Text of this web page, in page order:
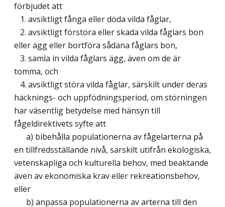
förbjudet att
1. avsiktligt fånga eller döda vilda fåglar,
2. avsiktligt förstöra eller skada vilda fåglars bon
eller ägg eller bortföra sådana fåglars bon,
3. samla in vilda fåglars ägg, även om de är
tomma, och
4. avsiktligt störa vilda fåglar, särskilt under deras
häcknings- och uppfödningsperiod, om störningen
har väsentlig betydelse med hänsyn till
fågeldirektivets syfte att
a) bibehålla populationerna av fågelarterna på
en tillfredsställande nivå, särskilt utifrån ekologiska,
vetenskapliga och kulturella behov, med beaktande
även av ekonomiska krav eller rekreationsbehov,
eller
b) anpassa populationerna av arterna till den